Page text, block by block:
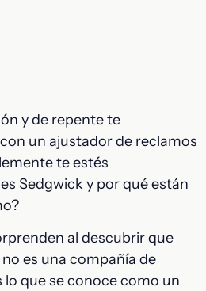
y de repente te
un ajustador de reclamos
te estés
Sedgwick y por qué están
al descubrir que
es una compañía de
lo que se conoce como un